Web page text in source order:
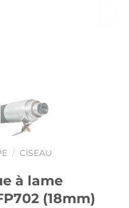
/ CISEAU
à lame
(18mm)